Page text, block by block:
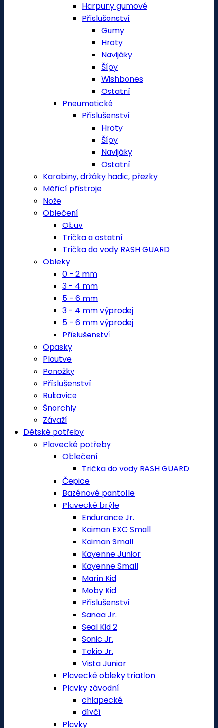
Harpuny gumové
Příslušenství
Gumy
Hroty
Navijáky
Šípy
Wishbones
Ostatní
Pneumatické
Příslušenství
Hroty
Šípy
Navijáky
Ostatní
Karabiny, držáky hadic, přezky
Měřící přístroje
Nože
Oblečení
Obuv
Trička a ostatní
Trička do vody RASH GUARD
Obleky
0 - 2 mm
3 - 4 mm
5 - 6 mm
3 - 4 mm výprodej
5 - 6 mm výprodej
Příslušenství
Opasky
Ploutve
Ponožky
Příslušenství
Rukavice
Šnorchly
Závaží
Dětské potřeby
Plavecké potřeby
Oblečení
Trička do vody RASH GUARD
Čepice
Bazénové pantofle
Plavecké brýle
Endurance Jr.
Kaiman EXO Small
Kaiman Small
Kayenne Junior
Kayenne Small
Marin Kid
Moby Kid
Příslušenství
Sanaa Jr.
Seal Kid 2
Sonic Jr.
Tokio Jr.
Vista Junior
Plavecké obleky triatlon
Plavky závodní
chlapecké
dívčí
Plavky